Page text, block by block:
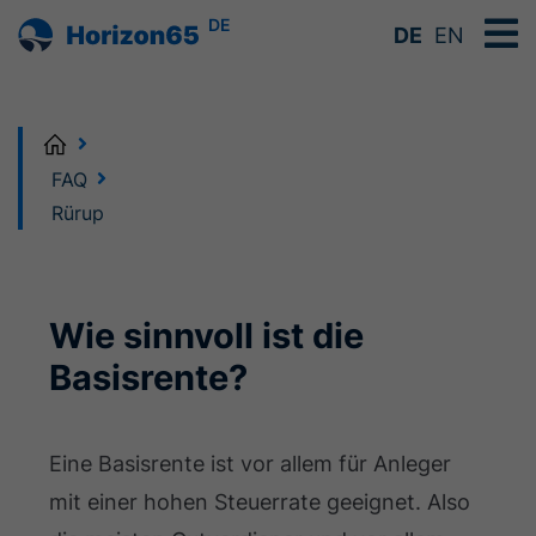
DE DE EN
Home
FAQ
Rürup
Wie sinnvoll ist die
Basisrente?
Eine Basisrente ist vor allem für Anleger
mit einer hohen Steuerrate geeignet. Also